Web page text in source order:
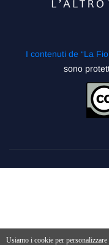
I contenuti de “La
sono
Usiamo i cookie per